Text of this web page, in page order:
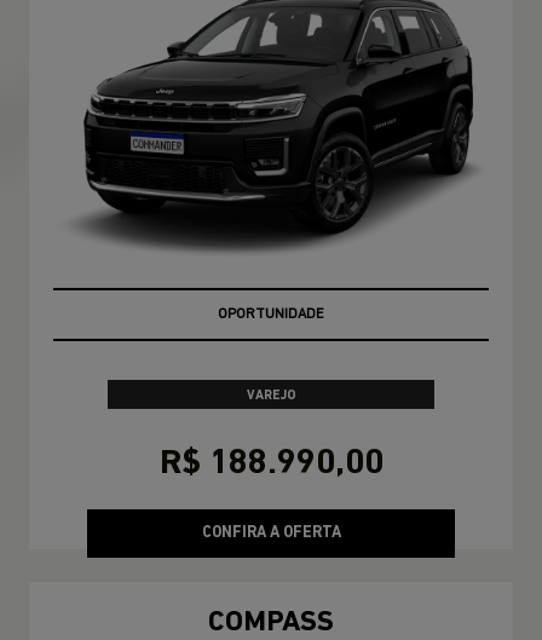
EMPLACAMENTO GRÁTIS!
VAREJO
R$ 188.990,00
CONFIRA A OFERTA
COMPASS